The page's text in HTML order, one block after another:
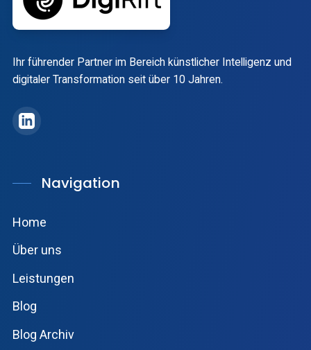
Ihr führender Partner im Bereich künstlicher Intelligenz und
digitaler Transformation seit über 10 Jahren.
DigiRift auf LinkedIn
Navigation
Home
Über uns
Leistungen
Blog
Blog Archiv